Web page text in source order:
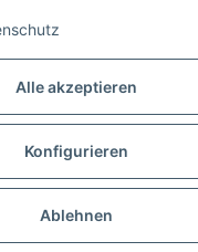
Alle akzeptieren
Konfigurieren
Ablehnen
Vertrag widerrufen
Shop und im unseren
Substrat- und
2026, LeoVersand.de